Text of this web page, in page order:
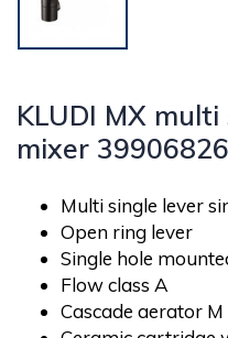
KLUDI MX
mixer
Multi single lever
Open ring lever
Single hole
Flow class A
Cascade aerator